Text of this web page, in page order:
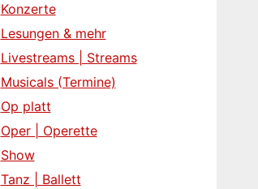
Konzerte
Lesungen & mehr
Livestreams | Streams
Musicals (Termine)
Op platt
Oper | Operette
Show
Tanz | Ballett